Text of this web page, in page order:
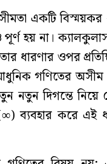
একটি
হয় না।
ধারণার ওপর
গণিতের অসীম
নতুন দিগন্তে
ব্যবহার করে